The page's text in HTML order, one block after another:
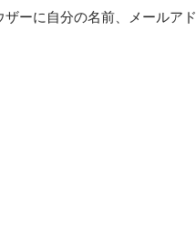
ーに自分の名前、メールア